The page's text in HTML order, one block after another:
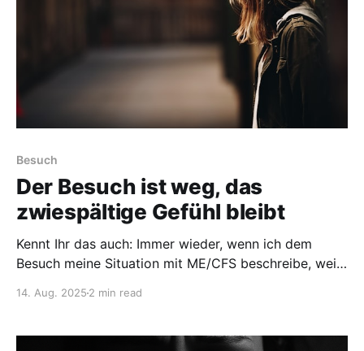
Besuch
Der Besuch ist weg, das
zwiespältige Gefühl bleibt
Kennt Ihr das auch: Immer wieder, wenn ich dem
Besuch meine Situation mit ME/CFS beschreibe, weiß
Ratschläge, die sich wirklich wie Schläge anfühlen. Im
versteht, was diese Erkrankung tagtäglich für uns
14. Aug. 2025 2 min read